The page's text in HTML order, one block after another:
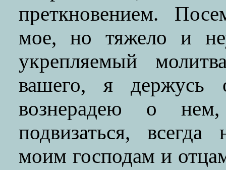
преткновением.
мое, но тяжело и
укрепляемый
вашего, я
вознерадею о
подвизаться,
моим господам и